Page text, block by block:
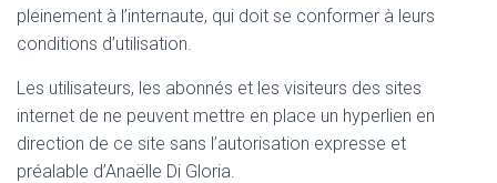
pleinement à l’internaute, qui doit se conformer à leurs
conditions d’utilisation.
Les utilisateurs, les abonnés et les visiteurs des sites
internet de ne peuvent mettre en place un hyperlien en
direction de ce site sans l’autorisation expresse et
préalable d’Anaëlle Di Gloria.